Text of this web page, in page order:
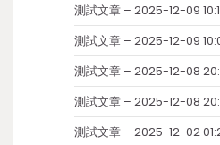
測試文章 – 2025-12-09
測試文章 – 2025-12-09
測試文章 – 2025-12-08
測試文章 – 2025-12-08
測試文章 – 2025-12-02